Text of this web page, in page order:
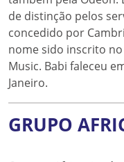
de distinção pelos
concedido por
nome sido inscrito
Music. Babi faleceu
Janeiro.
GRUPO